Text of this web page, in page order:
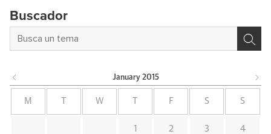
Buscador
January 2015
M W F S S
1 2 3 4